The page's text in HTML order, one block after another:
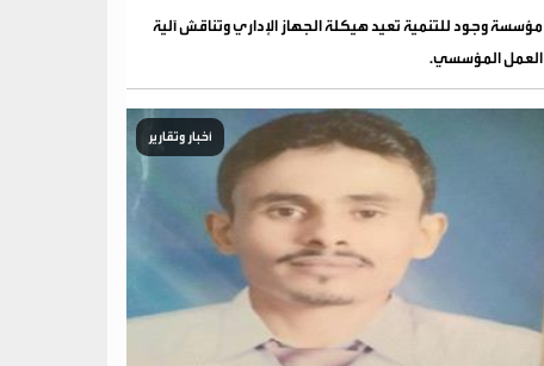
مؤسسة وجود للتنمية تعيد هيكلة الجهاز الإداري وتناقش آلية
العمل المؤسسي.
أخبار وتقارير